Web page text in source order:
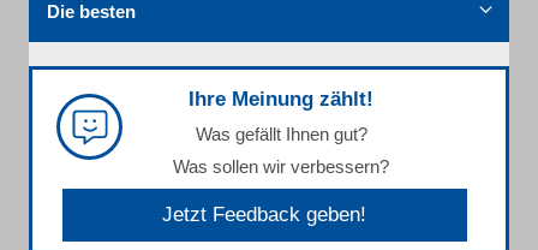
Die besten
Ihre Meinung zählt!
Was gefällt Ihnen gut?
Was sollen wir verbessern?
Jetzt Feedback geben!